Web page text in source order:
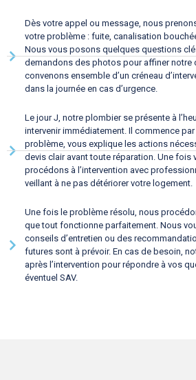
Dès votre appel ou message, nous
votre problème : fuite, canalisation
Nous vous posons quelques questions
demandons des photos pour affiner notre
convenons ensemble d’un créneau
dans la journée en cas d’urgence.
Le jour J, notre plombier se présente à
intervenir immédiatement. Il commence par
problème, vous explique les actions
devis clair avant toute réparation. Une fois
procédons à l’intervention avec
veillant à ne pas détériorer votre logement.
Une fois le problème résolu, nous
que tout fonctionne parfaitement. Nous
conseils d’entretien ou des
futures sont à prévoir. En cas de besoin,
après l’intervention pour répondre à vos
éventuel SAV.